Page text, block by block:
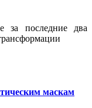
за последние два
маскам